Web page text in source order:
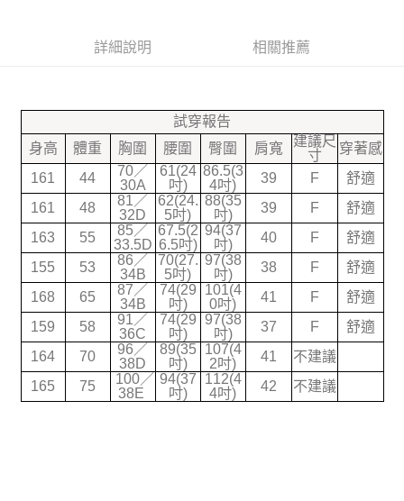
玉山商業銀行
星展（台灣）商業銀行
【大哥付你分期使用說明】
成交易。
3.實際核准額度、可分期數及費用金額請依後續交易確認頁面所載為準。
4.訂單成立30分鐘內，如未前往確認交易或遇審核未通過，訂單將自動取
消。如遇「轉專審核」未通過狀況，表示未達大哥付你分期系統評分，恕無
法說明評估內容。
1.分期款項不併入電信帳單，「大哥付你分期」於每月結算日後寄送繳費提
醒簡訊。
2.透過簡訊連結打開帳單後，可選擇「超商條碼／台灣大直營門市／銀行轉
帳／街口支付／iPASS MONEY」等通路繳費。
【注意事項】
1.本服務係由「台灣大哥大股份有限公司」（以下簡稱本公司）所提供，讓
用戶於交易時，得透過本服務購買商品或服務，並由商店將買賣／分期付款
買賣價金債權讓與本公司後，依約使用本公司帳單繳交帳款。
2.基於同意付款使用「大哥付你分期」之契約關係目的，商店將以您的個人
資料（包含姓名、電話或地址）提供予台灣大哥大進項蒐集、處理及利用，
由本公司與您本人進行分期帳單所需資料之確認、核對及更正。
3.完整用戶服務條款，請詳閱以下連結：https://oppay.tw/userRule
每筆NT$70，滿NT$599(含以上)免運費
7-11付款取貨
每筆NT$70，滿NT$899(含以上)免運費
宅配
每筆NT$70，滿NT$699(含以上)免運費
詳細說明 相關推薦
試穿報告
身高
體重 胸圍 腰圍 臀圍 肩寬
建議尺
寸
穿著感
161
44
70／
30A
61(24
吋)
86.5(3
4吋)
39 F
舒適
161
48
81／
32D
62(24.
5吋)
88(35
吋)
39 F
舒適
163
55
85／
33.5D
67.5(2
6.5吋)
94(37
吋)
40 F
舒適
155
53
86／
34B
70(27.
5吋)
97(38
吋)
38 F
舒適
168
65
87／
34B
74(29
吋)
101(4
0吋)
41 F
舒適
159
58
91／
36C
74(29
吋)
97(38
吋)
37 F
舒適
164
70
96／
38D
89(35
吋)
107(4
2吋)
41
不建議
165
75
100／
38E
94(37
吋)
112(4
4吋)
42 不建議